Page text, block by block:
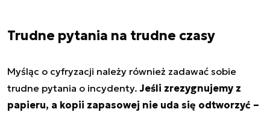
Trudne pytania na trudne czasy
Myśląc o cyfryzacji należy również zadawać sobie
trudne pytania o incydenty.Jeśli zrezygnujemy z
papieru, a kopii zapasowej nie uda się odtworzyć –